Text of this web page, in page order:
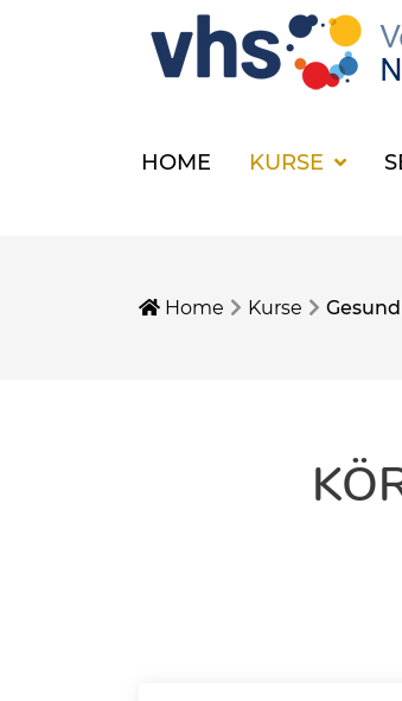
HOME KURSE
Home Kurse